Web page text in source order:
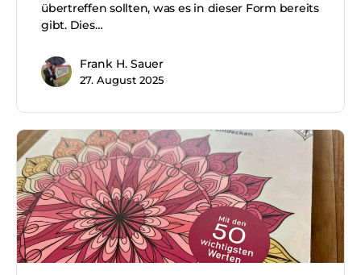
übertreffen sollten, was es in dieser Form bereits
gibt. Dies…
Frank H. Sauer
27. August 2025